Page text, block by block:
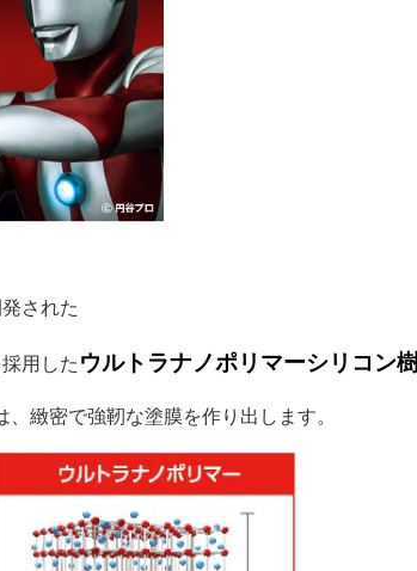
された
採用した ウルトラナノポリマーシリコン
緻密で強靭な塗膜を作り出します。